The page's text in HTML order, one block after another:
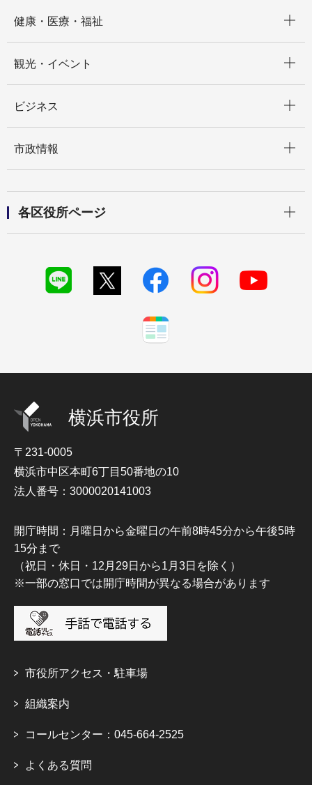
健康・医療・福祉
観光・イベント
ビジネス
市政情報
各区役所ページ
横浜市役所
〒231-0005
横浜市中区本町6丁目50番地の10
法人番号：3000020141003
開庁時間：月曜日から金曜日の午前8時45分から午後5時
15分まで
（祝日・休日・12月29日から1月3日を除く）
※一部の窓口では開庁時間が異なる場合があります
市役所アクセス・駐車場
組織案内
コールセンター：045-664-2525
よくある質問